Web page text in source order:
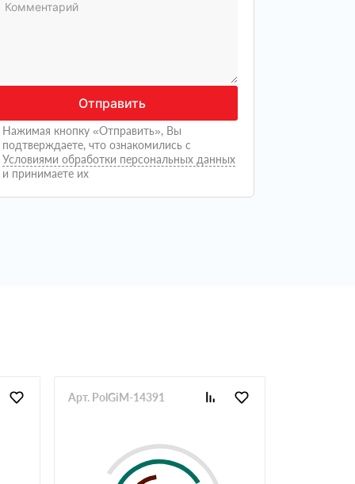
Отправить
Нажимая кнопку «Отправить», Вы
подтверждаете, что ознакомились с
Условиями обработки персональных данных
и принимаете их
Арт. PolGiM-14391